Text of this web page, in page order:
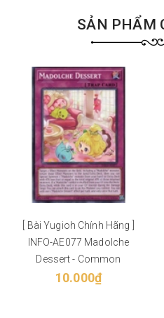
SẢN PHẨM
[ Bài Yugioh Chính Hãng ]
INFO-AE077 Madolche
Dessert - Common
10.000₫